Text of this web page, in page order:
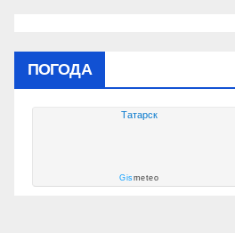
ПОГОДА
Татарск
Gismeteo